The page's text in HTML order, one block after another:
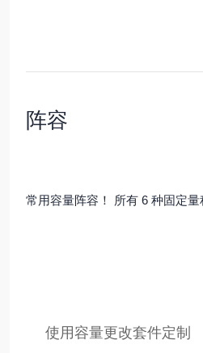
阵容
常用容量阵容！ 所有 6 种固定量
使用容量更改套件定制